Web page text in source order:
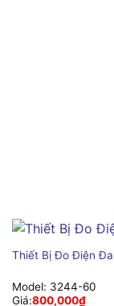
Thiết Bị Đo Điện
Model: 3244-60
Giá:800,000₫